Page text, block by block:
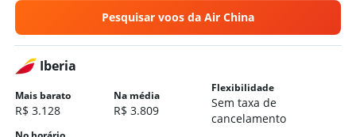
Pesquisar voos da Air China
Iberia
Mais barato
R$ 3.128
Na média
R$ 3.809
Flexibilidade
Sem taxa de
cancelamento